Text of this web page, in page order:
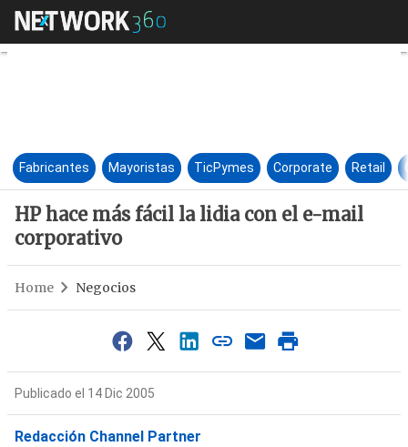
HP hace más fácil la lidia
Fabricantes Mayoristas TicPymes Corporate Retail
HP hace más fácil la lidia con el e-mail
corporativo
Home Negocios
Publicado el 14 Dic 2005
Redacción Channel Partner